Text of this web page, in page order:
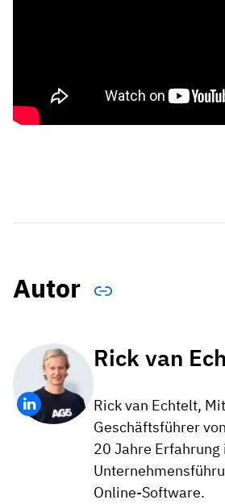
Autor
Rick van
Rick van Echtelt,
Geschäftsführer
20 Jahre Erfahrung
Online-Software.